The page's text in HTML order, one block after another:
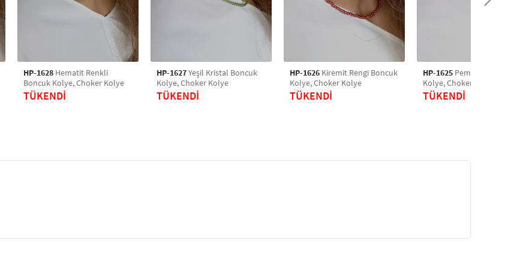
HP-1628 Hematit Renkli
Boncuk Kolye, Choker Kolye
TÜKENDİ
HP-1627Yeşil Kristal Boncuk
Kolye, Choker Kolye
TÜKENDİ
HP-1626 Kiremit Rengi Boncuk
Kolye, Choker Kolye
TÜKENDİ
HP-1625 Pembe Boncuk
Kolye, Choker Kolye
TÜKENDİ